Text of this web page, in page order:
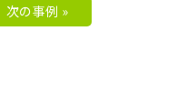
次の事例 »